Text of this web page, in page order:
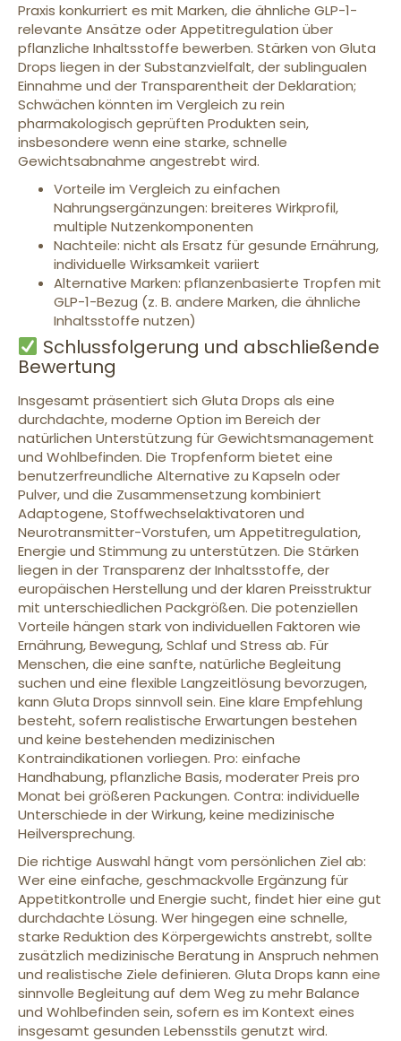
Praxis konkurriert es mit Marken, die ähnliche GLP-1-
relevante Ansätze oder Appetitregulation über
pflanzliche Inhaltsstoffe bewerben. Stärken von Gluta
Drops liegen in der Substanzvielfalt, der sublingualen
Einnahme und der Transparentheit der Deklaration;
Schwächen könnten im Vergleich zu rein
pharmakologisch geprüften Produkten sein,
insbesondere wenn eine starke, schnelle
Gewichtsabnahme angestrebt wird.
Vorteile im Vergleich zu einfachen
Nahrungsergänzungen: breiteres Wirkprofil,
multiple Nutzenkomponenten
Nachteile: nicht als Ersatz für gesunde Ernährung,
individuelle Wirksamkeit variiert
Alternative Marken: pflanzenbasierte Tropfen mit
GLP-1-Bezug (z. B. andere Marken, die ähnliche
Inhaltsstoffe nutzen)
Schlussfolgerung und abschließende
Bewertung
Insgesamt präsentiert sich Gluta Drops als eine
durchdachte, moderne Option im Bereich der
natürlichen Unterstützung für Gewichtsmanagement
und Wohlbefinden. Die Tropfenform bietet eine
benutzerfreundliche Alternative zu Kapseln oder
Pulver, und die Zusammensetzung kombiniert
Adaptogene, Stoffwechselaktivatoren und
Neurotransmitter-Vorstufen, um Appetitregulation,
Energie und Stimmung zu unterstützen. Die Stärken
liegen in der Transparenz der Inhaltsstoffe, der
europäischen Herstellung und der klaren Preisstruktur
mit unterschiedlichen Packgrößen. Die potenziellen
Vorteile hängen stark von individuellen Faktoren wie
Ernährung, Bewegung, Schlaf und Stress ab. Für
Menschen, die eine sanfte, natürliche Begleitung
suchen und eine flexible Langzeitlösung bevorzugen,
kann Gluta Drops sinnvoll sein. Eine klare Empfehlung
besteht, sofern realistische Erwartungen bestehen
und keine bestehenden medizinischen
Kontraindikationen vorliegen. Pro: einfache
Handhabung, pflanzliche Basis, moderater Preis pro
Monat bei größeren Packungen. Contra: individuelle
Unterschiede in der Wirkung, keine medizinische
Heilversprechung.
Die richtige Auswahl hängt vom persönlichen Ziel ab:
Wer eine einfache, geschmackvolle Ergänzung für
Appetitkontrolle und Energie sucht, findet hier eine gut
durchdachte Lösung. Wer hingegen eine schnelle,
starke Reduktion des Körpergewichts anstrebt, sollte
zusätzlich medizinische Beratung in Anspruch nehmen
und realistische Ziele definieren. Gluta Drops kann eine
sinnvolle Begleitung auf dem Weg zu mehr Balance
und Wohlbefinden sein, sofern es im Kontext eines
insgesamt gesunden Lebensstils genutzt wird.